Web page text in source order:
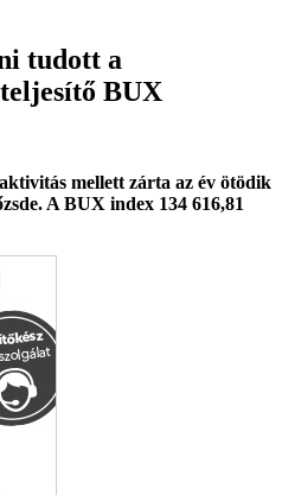
tudott a
BUX
mellett zárta az év ötödik
A BUX index 134 616,81